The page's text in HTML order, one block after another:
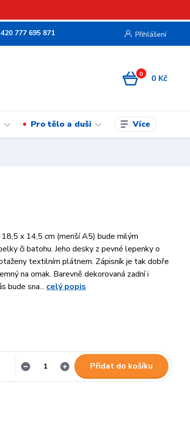
Přihlášení
777 695 871
0 0 Kč
Pro tělo a duši Více
x 14,5 cm (menší A5) bude milým
či batohu. Jeho desky z pevné lepenky o
textilním plátnem. Zápisník je tak dobře
na omak. Barevně dekorovaná zadní i
bude sna... celý popis
Přidat do košíku